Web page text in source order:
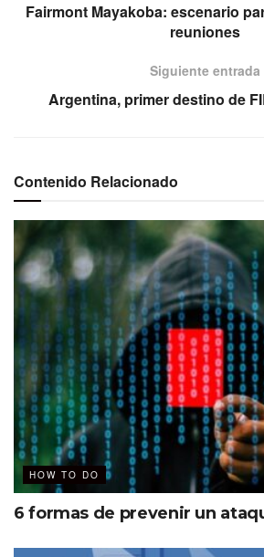
Fairmont Mayakoba: escenario
reuniones
Siguiente entrada
Argentina, primer destino de
Contenido Relacionado
HOW TO DO
6 formas de prevenir un